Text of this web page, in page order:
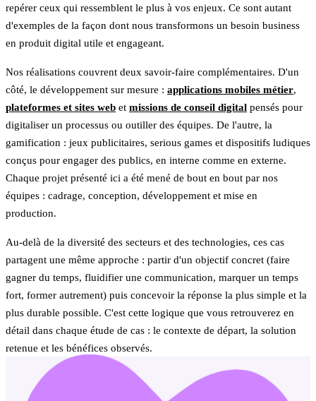
repérer ceux qui ressemblent le plus à vos enjeux. Ce sont autant
d'exemples de la façon dont nous transformons un besoin business
en produit digital utile et engageant.
Nos réalisations couvrent deux savoir-faire complémentaires. D'un
côté, le développement sur mesure : applications mobiles métier,
plateformes et sites web et missions de conseil digital pensés pour
digitaliser un processus ou outiller des équipes. De l'autre, la
gamification : jeux publicitaires, serious games et dispositifs ludiques
conçus pour engager des publics, en interne comme en externe.
Chaque projet présenté ici a été mené de bout en bout par nos
équipes : cadrage, conception, développement et mise en
production.
Au-delà de la diversité des secteurs et des technologies, ces cas
partagent une même approche : partir d'un objectif concret (faire
gagner du temps, fluidifier une communication, marquer un temps
fort, former autrement) puis concevoir la réponse la plus simple et la
plus durable possible. C'est cette logique que vous retrouverez en
détail dans chaque étude de cas : le contexte de départ, la solution
retenue et les bénéfices observés.